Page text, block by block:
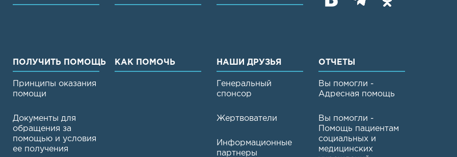
ПОЛУЧИТЬ ПОМОЩЬ
Принципы оказания
помощи
Документы для
обращения за
помощью и условия
ее получения
КАК ПОМОЧЬ НАШИ ДРУЗЬЯ
Генеральный
спонсор
Жертвователи
Информационные
партнеры
ОТЧЕТЫ
Вы помогли -
Адресная помощь
Вы помогли -
Помощь пациентам
социальных и
медицинских